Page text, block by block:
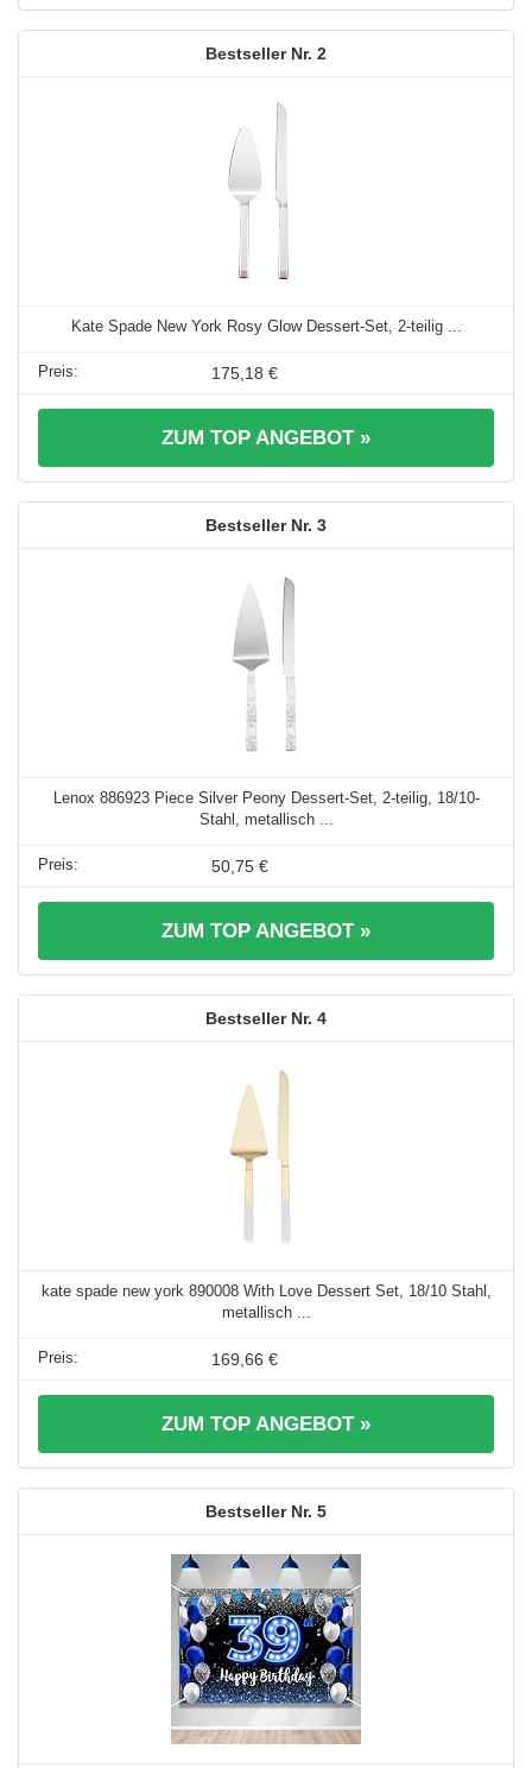
2
Kate Spade New York Rosy Glow Dessert-Set, 2-teilig ...
175,18 €
ZUM TOP ANGEBOT »
3
Lenox 886923 Piece Silver Peony Dessert-Set, 2-teilig, 18/10-
Stahl, metallisch ...
50,75 €
ZUM TOP ANGEBOT »
4
kate spade new york 890008 With Love Dessert Set, 18/10 Stahl,
metallisch ...
169,66 €
ZUM TOP ANGEBOT »
5